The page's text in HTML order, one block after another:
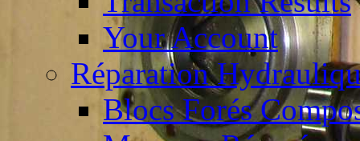
Your Account
Réparation
Blocs Forés